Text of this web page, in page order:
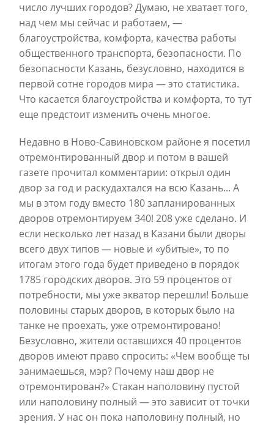
число лучших городов? Думаю, не хватает того,
над чем мы сейчас и работаем, —
благоустройства, комфорта, качества работы
общественного транспорта, безопасности. По
безопасности Казань, безусловно, находится в
первой сотне городов мира — это статистика.
Что касается благоустройства и комфорта, то тут
еще предстоит изменить очень многое.
Недавно в Ново-Савиновском районе я посетил
отремонтированный двор и потом в вашей
газете прочитал комментарии: открыл один
двор за год и раскудахтался на всю Казань... А
мы в этом году вместо 180 запланированных
дворов отремонтируем 340! 208 уже сделано. И
если несколько лет назад в Казани были дворы
всего двух типов — новые и «убитые», то по
итогам этого года будет приведено в порядок
1785 городских дворов. Это 59 процентов от
потребности, мы уже экватор перешли! Больше
половины старых дворов, в которых было на
танке не проехать, уже отремонтировано!
Безусловно, жители оставшихся 40 процентов
дворов имеют право спросить: «Чем вообще ты
занимаешься, мэр? Почему наш двор не
отремонтирован?» Стакан наполовину пустой
или наполовину полный — это зависит от точки
зрения. У нас он пока наполовину полный, но